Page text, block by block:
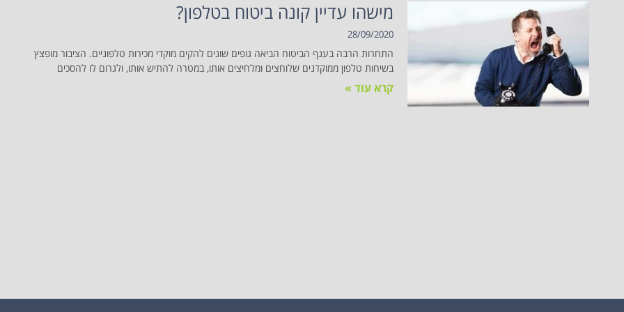
מישהו עדיין קונה ביטוח בטלפון?
28/09/2020
התחרות הרבה בענף הביטוח הביאה גופים שונים להקים מוקדי מכירות טלפוניים. הציבור מופצץ
בשיחות טלפון ממוקדנים שלוחצים ומלחיצים אותו, במטרה להתיש אותו, ולגרום לו להסכים
קרא עוד »